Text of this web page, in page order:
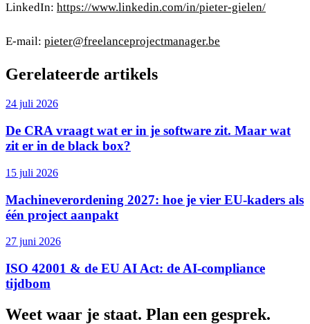
LinkedIn: https://www.linkedin.com/in/pieter-gielen/
E-mail: pieter@freelanceprojectmanager.be
Gerelateerde artikels
24 juli 2026
De CRA vraagt wat er in je software zit. Maar wat
zit er in de black box?
15 juli 2026
Machineverordening 2027: hoe je vier EU-kaders als
één project aanpakt
27 juni 2026
ISO 42001 & de EU AI Act: de AI-compliance
tijdbom
Weet waar je staat. Plan een gesprek.